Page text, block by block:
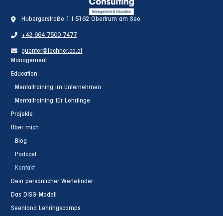
Hubergerstraße 1 | 5162 Obertrum am See
+43 664 7500 7477
guenter@lechner.co.at
Management
Education
Mentaltraining im Unternehmen
Mentaltraining für Lehrlinge
Projekte
Über mich
Blog
Podcast
Kontakt
Seenland Lehringscamps
Dein persönlicher Wertefinder
Das DISG-Modell